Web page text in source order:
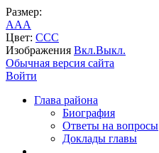
Размер:
AAA
Цвет: CCC
Изображения Вкл.Выкл.
Обычная версия сайта
Войти
Глава района
Биография
Ответы на вопросы
Доклады главы